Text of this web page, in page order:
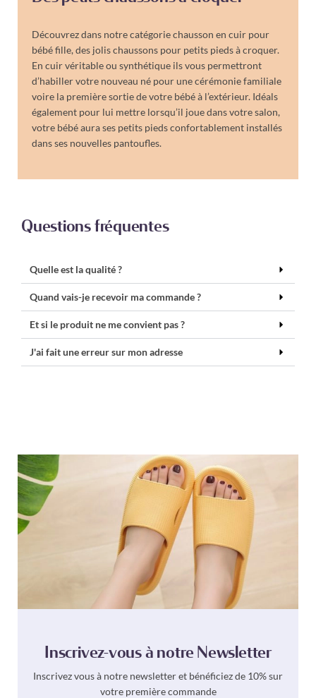
Découvrez dans notre catégorie chausson en cuir pour
bébé fille, des jolis chaussons pour petits pieds à croquer.
En cuir véritable ou synthétique ils vous permettront
d’habiller votre nouveau né pour une cérémonie familiale
voire la première sortie de votre bébé à l’extérieur. Idéals
également pour lui mettre lorsqu’il joue dans votre salon,
votre bébé aura ses petits pieds confortablement installés
dans ses nouvelles pantoufles.
Questions fréquentes
Quelle est la qualité ?
Quand vais-je recevoir ma commande ?
Et si le produit ne me convient pas ?
J'ai fait une erreur sur mon adresse
Inscrivez-vous à notre Newsletter
Inscrivez vous à notre newsletter et bénéficiez de 10% sur
votre première commande